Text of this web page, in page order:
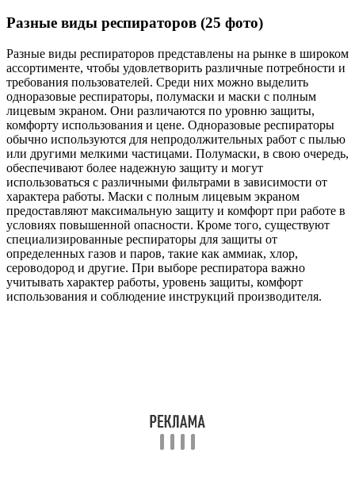
Разные виды респираторов (25 фото)
Разные виды респираторов представлены на рынке в широком
ассортименте, чтобы удовлетворить различные потребности и
требования пользователей. Среди них можно выделить
одноразовые респираторы, полумаски и маски с полным
лицевым экраном. Они различаются по уровню защиты,
комфорту использования и цене. Одноразовые респираторы
обычно используются для непродолжительных работ с пылью
или другими мелкими частицами. Полумаски, в свою очередь,
обеспечивают более надежную защиту и могут
использоваться с различными фильтрами в зависимости от
характера работы. Маски с полным лицевым экраном
предоставляют максимальную защиту и комфорт при работе в
условиях повышенной опасности. Кроме того, существуют
специализированные респираторы для защиты от
определенных газов и паров, такие как аммиак, хлор,
сероводород и другие. При выборе респиратора важно
учитывать характер работы, уровень защиты, комфорт
использования и соблюдение инструкций производителя.